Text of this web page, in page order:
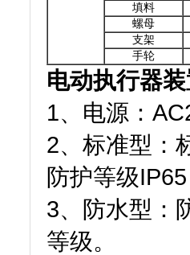
填料
螺母
支架
手轮
电动执行器
1、电源：
2、标准型：
防护等级
3、防水型：
等级。